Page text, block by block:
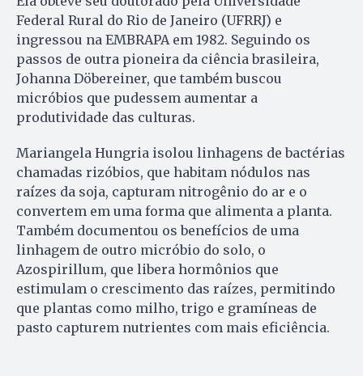
Federal Rural do Rio de Janeiro (UFRRJ) e
ingressou na EMBRAPA em 1982. Seguindo os
passos de outra pioneira da ciência brasileira,
Johanna Döbereiner, que também buscou
micróbios que pudessem aumentar a
produtividade das culturas.
Mariangela Hungria isolou linhagens de bactérias
chamadas rizóbios, que habitam nódulos nas
raízes da soja, capturam nitrogênio do ar e o
convertem em uma forma que alimenta a planta.
Também documentou os benefícios de uma
linhagem de outro micróbio do solo, o
Azospirillum, que libera hormônios que
estimulam o crescimento das raízes, permitindo
que plantas como milho, trigo e gramíneas de
pasto capturem nutrientes com mais eficiência.